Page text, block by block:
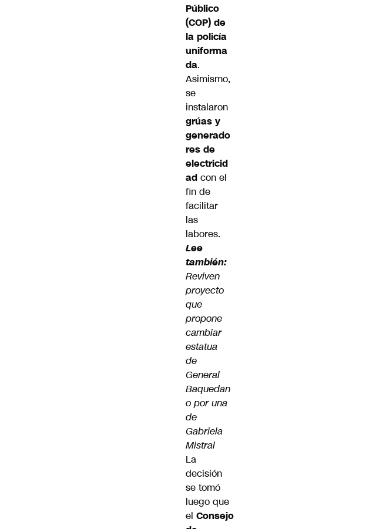
Público
(COP) de
la policía
uniforma
da.
Asimismo,
se
instalaron
grúas y
generado
res de
electricid
ad con el
fin de
facilitar
las
labores.
Lee
también:
Reviven
proyecto
que
propone
cambiar
estatua
de
General
Baquedan
o por una
de
Gabriela
Mistral
La
decisión
se tomó
luego que
el Consejo